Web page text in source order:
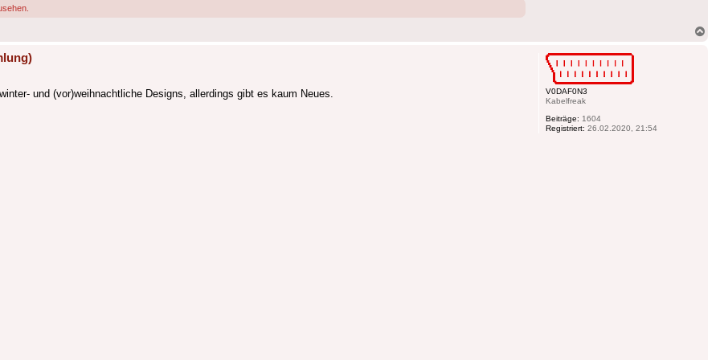
V0DAF0N3
Kabelfreak
Beiträge: 1604
Registriert: 26.02.2020, 21:54
und (vor)weihnachtliche Designs, allerdings gibt es kaum Neues.